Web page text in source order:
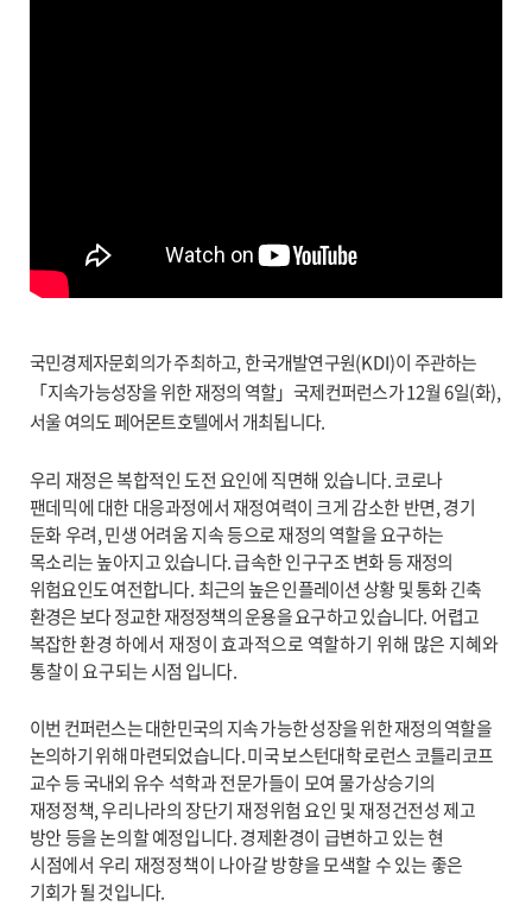
국민경제자문회의가 주최하고,한국개발연구원(KDI)이 주관하는
「지속가능성장을 위한 재정의 역할」국제컨퍼런스가12월6일(화),
서울 여의도 페어몬트호텔에서 개최됩니다.
우리 재정은 복합적인 도전 요인에 직면해 있습니다.코로나
팬데믹에 대한 대응과정에서 재정여력이 크게 감소한 반면,경기
둔화 우려,민생 어려움 지속 등으로재정의 역할을 요구하는
목소리는 높아지고 있습니다.급속한 인구구조 변화 등재정의
위험요인도 여전합니다. 최근의 높은 인플레이션 상황 및 통화 긴축
환경은 보다 정교한 재정정책의 운용을 요구하고 있습니다. 어렵고
복잡한환경 하에서 재정이 효과적으로 역할하기 위해 많은 지혜와
통찰이 요구되는시점 입니다.
이번 컨퍼런스는 대한민국의 지속 가능한 성장을 위한 재정의 역할을
논의하기 위해 마련되었습니다.미국 보스턴대학 로런스 코틀리코프
교수 등 국내외유수 석학과 전문가들이 모여 물가상승기의
재정정책,우리나라의 장단기 재정위험 요인 및 재정건전성 제고
방안 등을 논의할 예정입니다.경제환경이 급변하고 있는 현
시점에서 우리 재정정책이 나아갈 방향을 모색할 수 있는 좋은
기회가 될 것입니다.